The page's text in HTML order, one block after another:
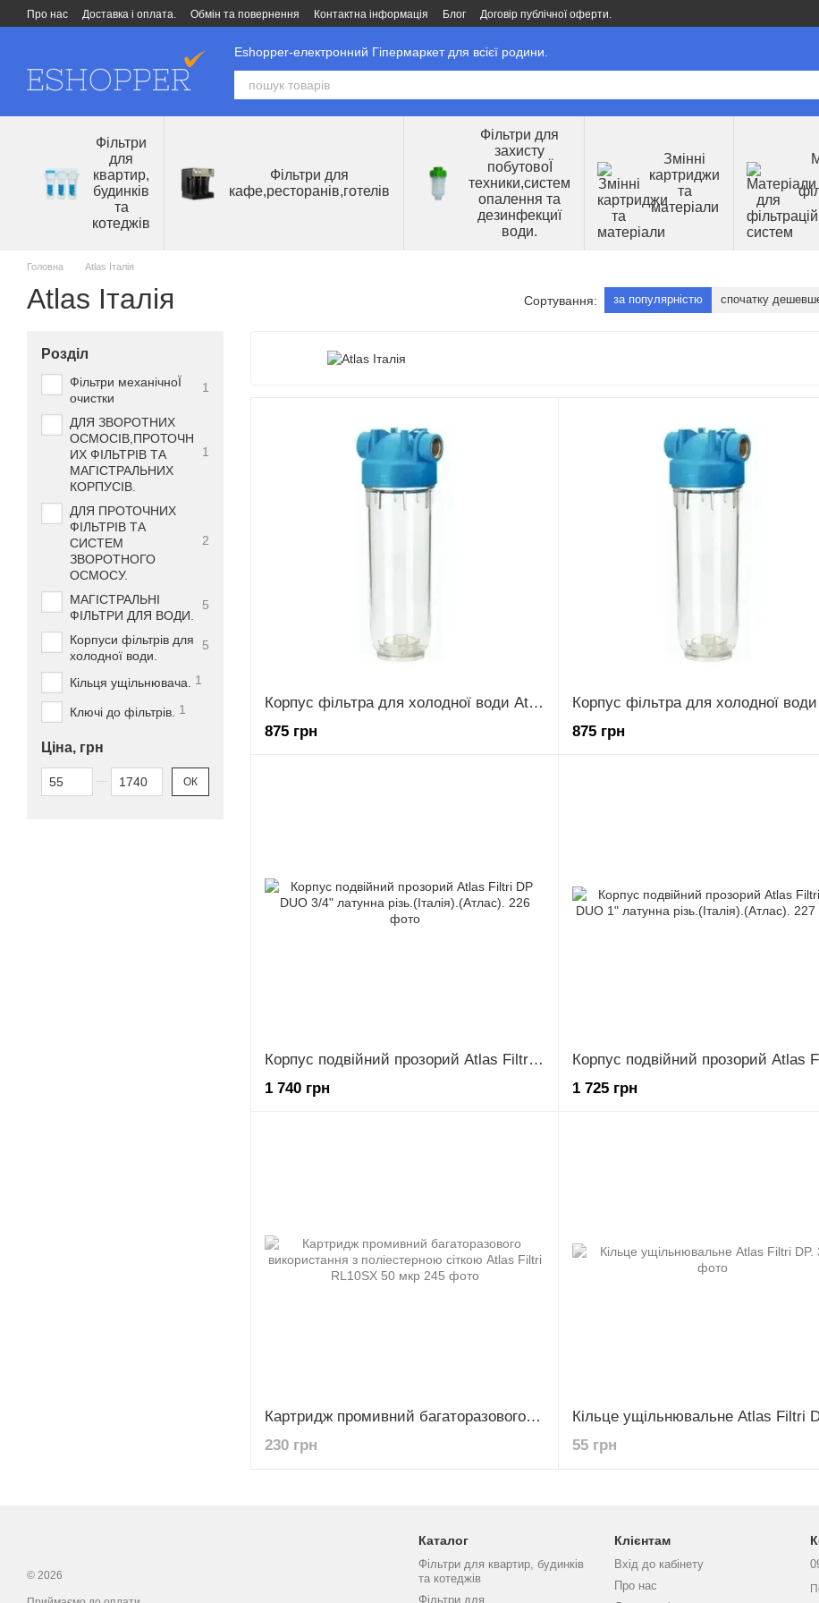
Перейти до основного контенту
Про нас Доставка і оплата. Обмін та повернення Контактна інформація Блог Договір публічної оферти.
Eshopper-електронний Гіпермаркет для всієї родини.
Фільтри
для
квартир,
будинків
та
котеджів
Фільтри для
кафе,ресторанів,готелів
Фільтри для
захисту
побутовоЇ
техники,систем
опалення та
дезинфекциї
води.
Змінні
картриджи
та
матеріали
Головна Atlas Італія
Atlas Італія Сортування: за популярністю спочатку
Корпус фільтра для холодної води Atlas 10 DP MONO 1/2" (Італія).(Атлас).
875 грн
875 грн
Корпус подвійний прозорий Atlas Filtri DP DUO 3/4" латунна різь.(Італія).(Атлас).
1 740 грн
1 725 грн
Картридж промивний багаторазового використання з поліестерною сіткою Atlas Filtri RL10SX 50 мкр
230 грн
Кільце ущільнювальне Atlas Filtri
55 грн
Розділ
Фільтри механічноЇ
очистки
1
ДЛЯ ЗВОРОТНИХ
ОСМОСІВ,ПРОТОЧН
ИХ ФІЛЬТРІВ ТА
МАГІСТРАЛЬНИХ
КОРПУСІВ.
1
ДЛЯ ПРОТОЧНИХ
ФІЛЬТРІВ ТА
СИСТЕМ
ЗВОРОТНОГО
ОСМОСУ.
2
МАГІСТРАЛЬНІ
ФІЛЬТРИ ДЛЯ ВОДИ.
5
Корпуси фільтрів для
холодної води.
5
Кільця ущільнювача. 1
Ключі до фільтрів. 1
Ціна, грн
Від Ціна, грн
До Ціна, грн ОК
© 2026
Каталог
Фільтри для квартир, будинків
та котеджів
Фільтри для
Клієнтам
Вхід до кабінету
Про нас